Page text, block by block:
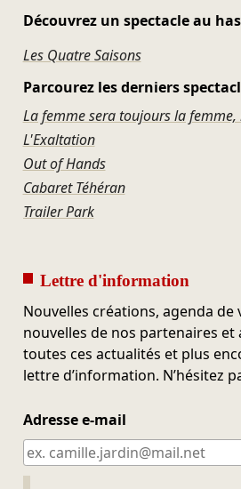
Découvrez un spectacle au
Les Quatre Saisons
Parcourez les derniers
La femme sera toujours la femme,
L'Exaltation
Out of Hands
Cabaret Téhéran
Trailer Park
Lettre d'information
Nouvelles créations, agenda de
nouvelles de nos partenaires et
toutes ces actualités et plus
lettre d’information. N’hésitez
Adresse e-mail